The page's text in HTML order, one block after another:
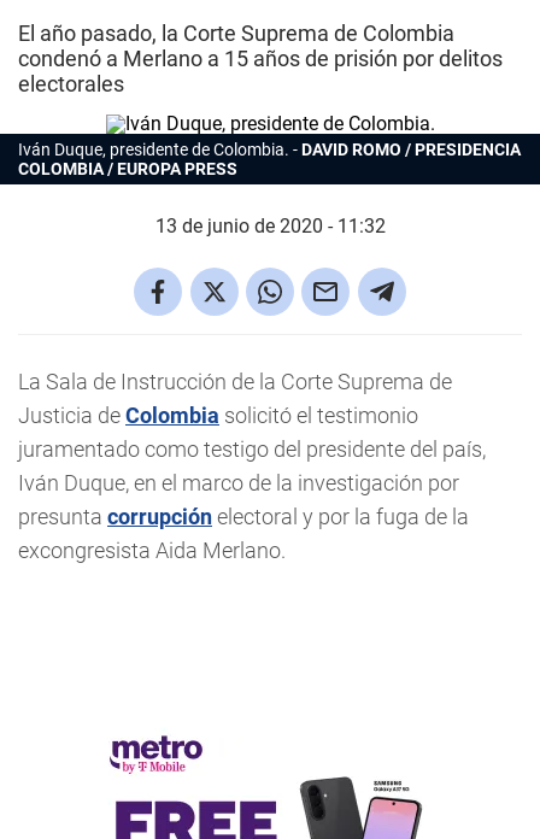
El año pasado, la Corte Suprema de Colombia
condenó a Merlano a 15 años de prisión por delitos
electorales
Iván Duque, presidente de Colombia.
DAVID ROMO / PRESIDENCIA
COLOMBIA / EUROPA PRESS
13 de junio de 2020 - 11:32
La Sala de Instrucción de la Corte Suprema de
Justicia deColombia solicitó el testimonio
juramentado como testigo del presidente del país,
Iván Duque, en el marco de la investigación por
presunta corrupciónelectoral y por la fuga de la
excongresista Aida Merlano.